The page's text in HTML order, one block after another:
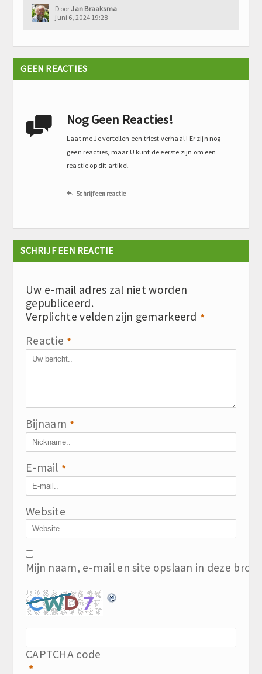
DoorJan Braaksma
juni 6, 2024 19:28
GEEN REACTIES
 Nog Geen Reacties!
Laat me Je vertellen een triest verhaal ! Er zijn nog
geen reacties, maar U kunt de eerste zijn om een
reactie op dit artikel.
 Schrijf een reactie
SCHRIJF EEN REACTIE
Uw e-mail adres zal niet worden
gepubliceerd.
Verplichte velden zijn gemarkeerd *
Reactie *
Bijnaam *
E-mail *
Website
Mijn naam, e-mail en site opslaan in deze
CAPTCHA code
*